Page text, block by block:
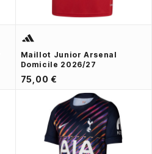
Maillot Junior Arsenal
Domicile 2026/27
75,00 €